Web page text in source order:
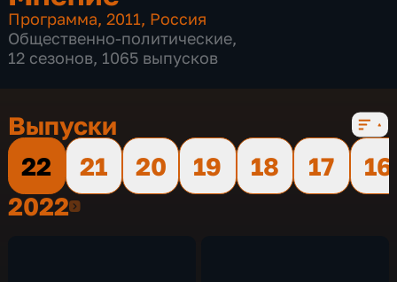
Программа,2011, Россия
Общественно-политические,
12 сезонов, 1065 выпусков
Выпуски
22
21 20 19 18 17
16
20222022